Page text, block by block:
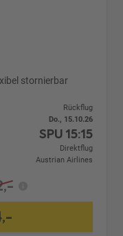
stornierbar
Rückflug
Do., 15.10.26
SPU 15:15
Direktflug
Austrian Airlines